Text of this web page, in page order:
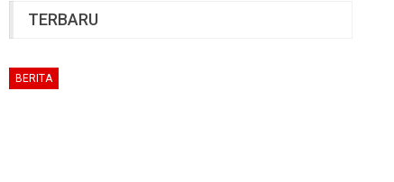
TERBARU
BERITA